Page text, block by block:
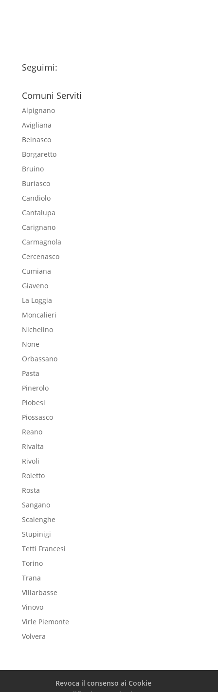
Seguimi:
Comuni Serviti
Alpignano
Avigliana
Beinasco
Borgaretto
Bruino
Buriasco
Candiolo
Cantalupa
Carignano
Carmagnola
Cercenasco
Cumiana
Giaveno
La Loggia
Moncalieri
Nichelino
None
Orbassano
Pasta
Pinerolo
Piobesi
Piossasco
Reano
Rivalta
Rivoli
Roletto
Rosta
Sangano
Scalenghe
Stupinigi
Tetti Francesi
Torino
Trana
Villarbasse
Vinovo
Virle Piemonte
Volvera
Revoca il consenso ai Cookie